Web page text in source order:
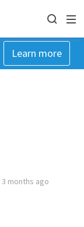
Learn more
3 months ago